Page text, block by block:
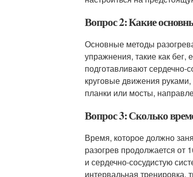
Вопрос 2: Какие
Основные методы
упражнения, такие как
подготавливают сердечно-
круговые движения
планки или мосты,
Вопрос 3: Сколько
Время, которое должно
разогрев продолжается от
и сердечно-сосудистую
интервальная тренировка,